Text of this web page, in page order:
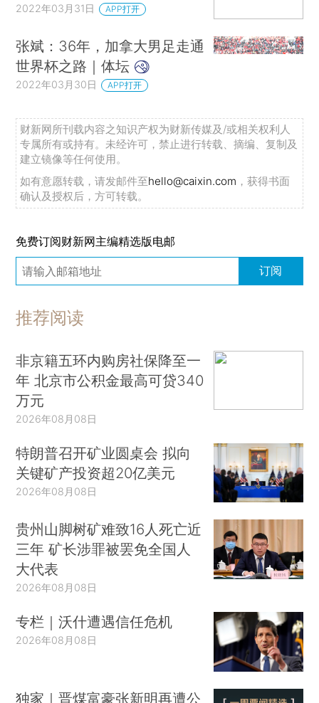
2022年03月31日 APP打开
张斌：36年，加拿大男足走通
世界杯之路｜体坛
2022年03月30日 APP打开
财新网所刊载内容之知识产权为财新传媒及/或相关权利人
专属所有或持有。未经许可，禁止进行转载、摘编、复制及
建立镜像等任何使用。
如有意愿转载，请发邮件至hello@caixin.com ，获得书面
确认及授权后，方可转载。
免费订阅财新网主编精选版电邮
订阅
推荐阅读
非京籍五环内购房社保降至一
年 北京市公积金最高可贷340
万元
2026年08月08日
特朗普召开矿业圆桌会 拟向
关键矿产投资超20亿美元
2026年08月08日
贵州山脚树矿难致16人死亡近
三年 矿长涉罪被罢免全国人
大代表
2026年08月08日
专栏｜沃什遭遇信任危机
2026年08月08日
独家｜晋煤富豪张新明再遭公